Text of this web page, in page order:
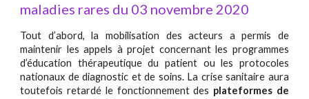
maladies rares du 03 novembre 2020
Tout d’abord, la mobilisation des acteurs a permis de
maintenir les appels à projet concernant les programmes
d’éducation thérapeutique du patient ou les protocoles
nationaux de diagnostic et de soins. La crise sanitaire aura
toutefois retardé le fonctionnement des plateformes de